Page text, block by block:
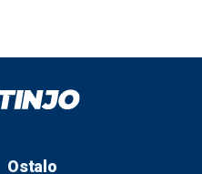
Ostalo